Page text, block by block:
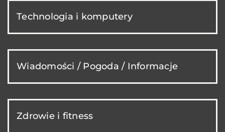
Technologia i komputery
Wiadomości / Pogoda / Informacje
Zdrowie i fitness